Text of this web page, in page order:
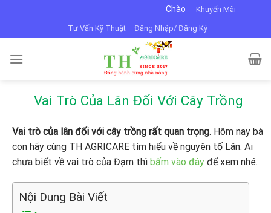
content
Chào mừng bạn đến với VTNN Minh Dũng
Khuyến Mãi
Tư Vấn Kỹ Thuật Đăng Nhập/ Đăng Ký
Vai Trò Của Lân Đối Với Cây Trồng
Vai trò của lân đối với cây trồng rất quan trọng. Hôm nay bà
con hãy cùng TH AGRICARE tìm hiểu về nguyên tố Lân. Ai
chưa biết về vai trò của Đạm thì bấm vào đây để xem nhé.
Nội Dung Bài Viết